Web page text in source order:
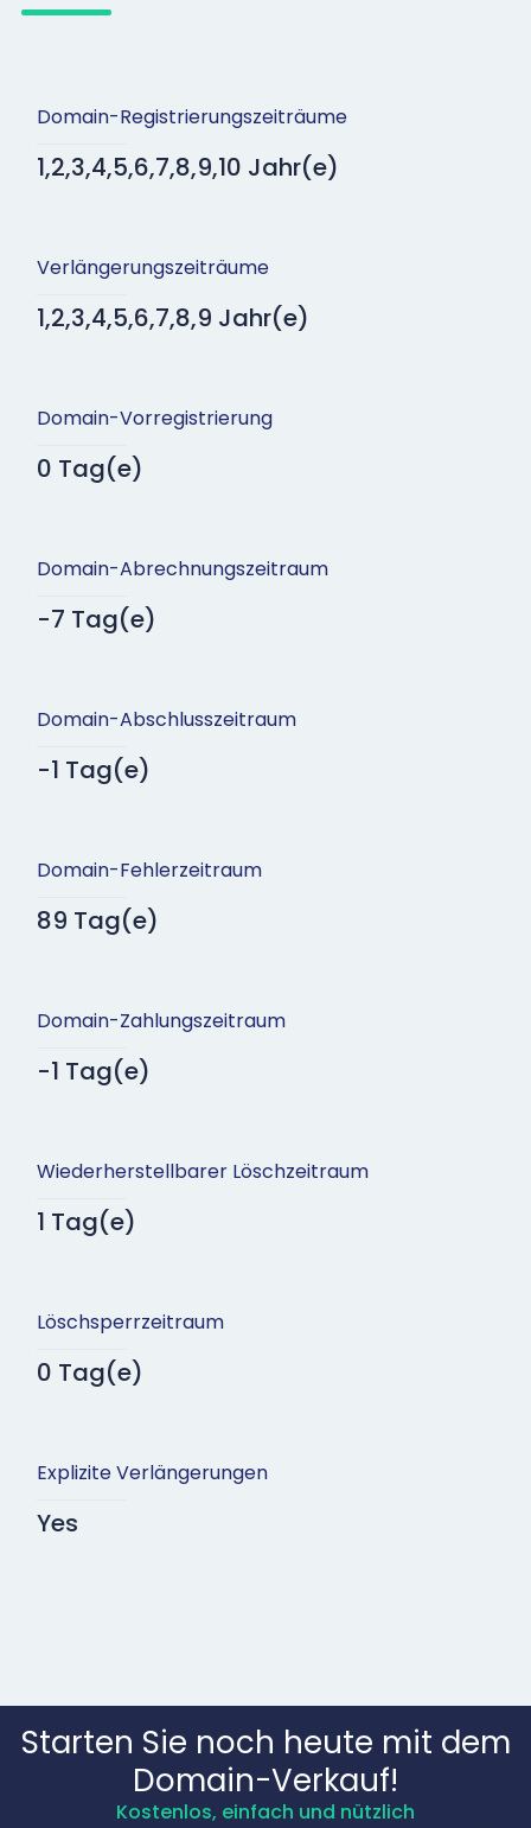
Domain-Registrierungszeiträume
1,2,3,4,5,6,7,8,9,10 Jahr(e)
Verlängerungszeiträume
1,2,3,4,5,6,7,8,9 Jahr(e)
Domain-Vorregistrierung
0 Tag(e)
Domain-Abrechnungszeitraum
-7 Tag(e)
Domain-Abschlusszeitraum
-1 Tag(e)
Domain-Fehlerzeitraum
89 Tag(e)
Domain-Zahlungszeitraum
-1 Tag(e)
Wiederherstellbarer Löschzeitraum
1 Tag(e)
Löschsperrzeitraum
0 Tag(e)
Explizite Verlängerungen
Yes
Starten Sie noch heute mit dem
Domain-Verkauf!
Kostenlos, einfach und nützlich